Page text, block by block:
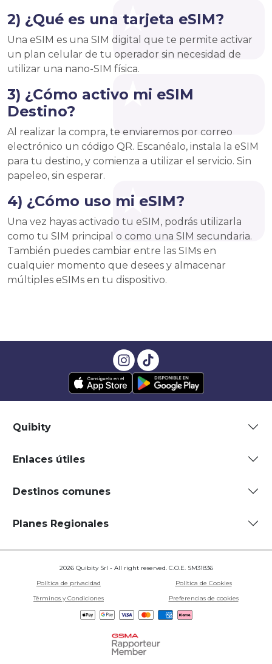
2) ¿Qué es una tarjeta eSIM?
Una eSIM es una SIM digital que te permite activar
un plan celular de tu operador sin necesidad de
utilizar una nano-SIM física.
3) ¿Cómo activo mi eSIM
Destino?
Al realizar la compra, te enviaremos por correo
electrónico un código QR. Escanéalo, instala la eSIM
para tu destino, y comienza a utilizar el servicio. Sin
papeleo, sin esperar.
4) ¿Cómo uso mi eSIM?
Una vez hayas activado tu eSIM, podrás utilizarla
como tu SIM principal o como una SIM secundaria.
También puedes cambiar entre las SIMs en
cualquier momento que desees y almacenar
múltiples eSIMs en tu dispositivo.
Quibity
Enlaces útiles
Destinos comunes
Planes Regionales
2026 Quibity Srl - All right reserved. C.O.E. SM31836
Política de privacidad
Política de Cookies
Términos y Condiciones
Preferencias de cookies